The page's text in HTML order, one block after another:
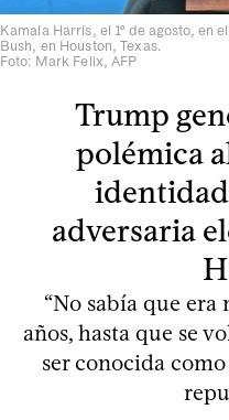
Kamala Harris, el 1º de agosto, en
Bush, en Houston, Texas.
Foto: Mark Felix, AFP
Trump
polémica
adversaria
“No sabía que era
años, hasta que se
ser conocida